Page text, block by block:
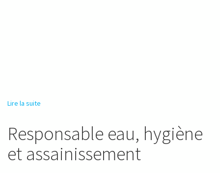
Lire la suite
Responsable eau, hygiène
et assainissement